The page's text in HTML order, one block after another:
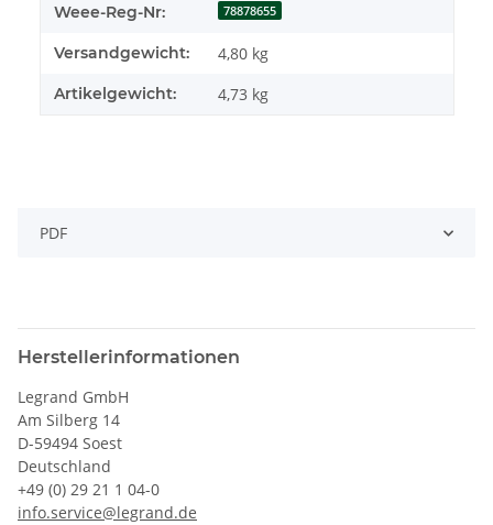
Weee-Reg-Nr: 78878655
Versandgewicht: 4,80 kg
Artikelgewicht: 4,73 kg
PDF
Herstellerinformationen
Legrand GmbH
Am Silberg 14
D-59494 Soest
Deutschland
+49 (0) 29 21 1 04-0
info.service@legrand.de